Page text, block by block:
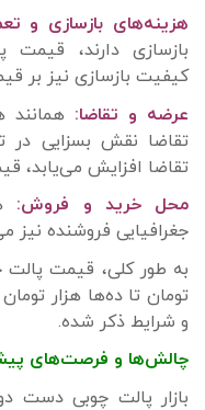
هزینه‌های بازسازی و
بازسازی دارند،
کیفیت بازسازی نیز بر
عرضه و تقاضا: همانند
تقاضا نقش بسزایی در
تقاضا افزایش می‌یابد،
محل خرید و فروش:
جغرافیایی فروشنده نیز
به طور کلی، قیمت پالت
تومان تا ده‌ها هزار
و شرایط ذکر شده.
چالش‌ها و فرصت‌های
بازار پالت چوبی دست